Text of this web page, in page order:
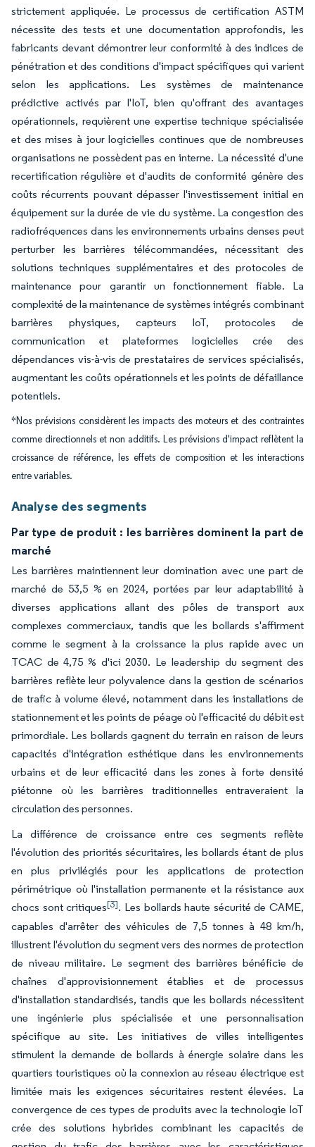
strictement appliquée. Le processus de certification ASTM
nécessite des tests et une documentation approfondis, les
fabricants devant démontrer leur conformité à des indices de
pénétration et des conditions d'impact spécifiques qui varient
selon les applications. Les systèmes de maintenance
prédictive activés par l'IoT, bien qu'offrant des avantages
opérationnels, requièrent une expertise technique spécialisée
et des mises à jour logicielles continues que de nombreuses
organisations ne possèdent pas en interne. La nécessité d'une
recertification régulière et d'audits de conformité génère des
coûts récurrents pouvant dépasser l'investissement initial en
équipement sur la durée de vie du système. La congestion des
radiofréquences dans les environnements urbains denses peut
perturber les barrières télécommandées, nécessitant des
solutions techniques supplémentaires et des protocoles de
maintenance pour garantir un fonctionnement fiable. La
complexité de la maintenance de systèmes intégrés combinant
barrières physiques, capteurs IoT, protocoles de
communication et plateformes logicielles crée des
dépendances vis-à-vis de prestataires de services spécialisés,
augmentant les coûts opérationnels et les points de défaillance
potentiels.
*Nos prévisions considèrent les impacts des moteurs et des contraintes
comme directionnels et non additifs. Les prévisions d'impact reflètent la
croissance de référence, les effets de composition et les interactions
entre variables.
Analyse des segments
Par type de produit : les barrières dominent la part de
marché
Les barrières maintiennent leur domination avec une part de
marché de 53,5 % en 2024, portées par leur adaptabilité à
diverses applications allant des pôles de transport aux
complexes commerciaux, tandis que les bollards s'affirment
comme le segment à la croissance la plus rapide avec un
TCAC de 4,75 % d'ici 2030. Le leadership du segment des
barrières reflète leur polyvalence dans la gestion de scénarios
de trafic à volume élevé, notamment dans les installations de
stationnement et les points de péage où l'efficacité du débit est
primordiale. Les bollards gagnent du terrain en raison de leurs
capacités d'intégration esthétique dans les environnements
urbains et de leur efficacité dans les zones à forte densité
piétonne où les barrières traditionnelles entraveraient la
circulation des personnes.
La différence de croissance entre ces segments reflète
l'évolution des priorités sécuritaires, les bollards étant de plus
en plus privilégiés pour les applications de protection
périmétrique où l'installation permanente et la résistance aux
chocs sont critiques[3]. Les bollards haute sécurité de CAME,
capables d'arrêter des véhicules de 7,5 tonnes à 48 km/h,
illustrent l'évolution du segment vers des normes de protection
de niveau militaire. Le segment des barrières bénéficie de
chaînes d'approvisionnement établies et de processus
d'installation standardisés, tandis que les bollards nécessitent
une ingénierie plus spécialisée et une personnalisation
spécifique au site. Les initiatives de villes intelligentes
stimulent la demande de bollards à énergie solaire dans les
quartiers touristiques où la connexion au réseau électrique est
limitée mais les exigences sécuritaires restent élevées. La
convergence de ces types de produits avec la technologie IoT
crée des solutions hybrides combinant les capacités de